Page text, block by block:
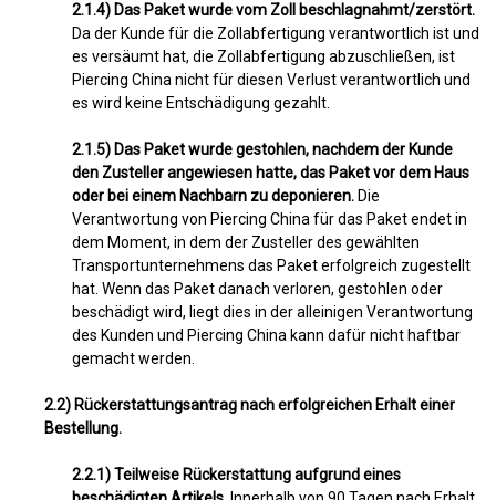
2.1.4) Das Paket wurde vom Zoll beschlagnahmt/zerstört.
Da der Kunde für die Zollabfertigung verantwortlich ist und
es versäumt hat, die Zollabfertigung abzuschließen, ist
Piercing China nicht für diesen Verlust verantwortlich und
es wird keine Entschädigung gezahlt.
2.1.5) Das Paket wurde gestohlen, nachdem der Kunde
den Zusteller angewiesen hatte, das Paket vor dem Haus
oder bei einem Nachbarn zu deponieren. Die
Verantwortung von Piercing China für das Paket endet in
dem Moment, in dem der Zusteller des gewählten
Transportunternehmens das Paket erfolgreich zugestellt
hat. Wenn das Paket danach verloren, gestohlen oder
beschädigt wird, liegt dies in der alleinigen Verantwortung
des Kunden und Piercing China kann dafür nicht haftbar
gemacht werden.
2.2) Rückerstattungsantrag nach erfolgreichen Erhalt einer
Bestellung.
2.2.1) Teilweise Rückerstattung aufgrund eines